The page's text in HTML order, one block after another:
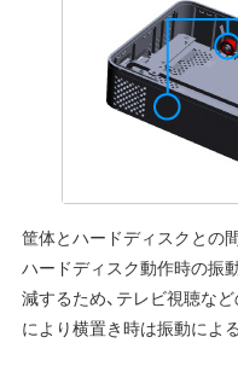
筐体とハードディスクとの
ハードディスク動作時の振
減するため、テレビ視聴な
により横置き時は振動によ